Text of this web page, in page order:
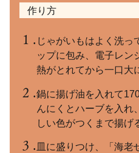
作り方
じゃがいもはよく洗っ
ップに包み、電子レン
熱がとれてから一口大
鍋に揚げ油を入れて
んにくとハーブを入れ
しい色がつくまで揚げ
皿に盛りつけ、「海老